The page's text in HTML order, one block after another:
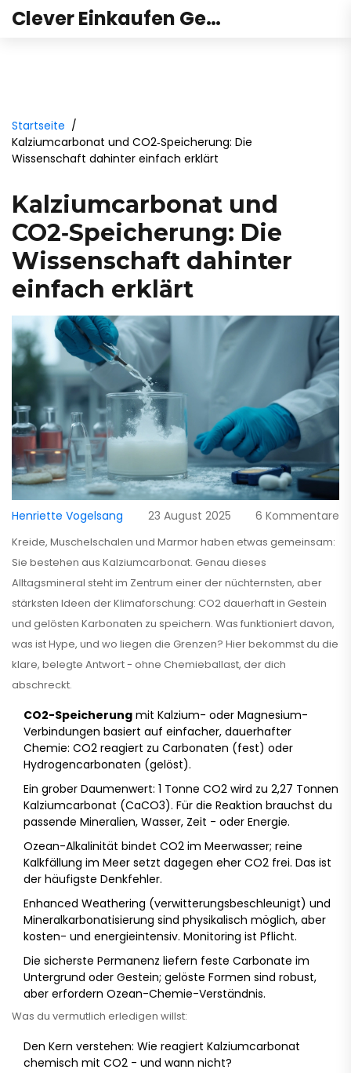
Clever Einkaufen Gesundheit
Startseite
Kalziumcarbonat und CO2‑Speicherung: Die
Wissenschaft dahinter einfach erklärt
Kalziumcarbonat und
CO2‑Speicherung: Die
Wissenschaft dahinter
einfach erklärt
Henriette Vogelsang 23 August 2025 6 Kommentare
Kreide, Muschelschalen und Marmor haben etwas gemeinsam:
Sie bestehen aus Kalziumcarbonat. Genau dieses
Alltagsmineral steht im Zentrum einer der nüchternsten, aber
stärksten Ideen der Klimaforschung: CO2 dauerhaft in Gestein
und gelösten Karbonaten zu speichern. Was funktioniert davon,
was ist Hype, und wo liegen die Grenzen? Hier bekommst du die
klare, belegte Antwort - ohne Chemieballast, der dich
abschreckt.
CO2-Speicherung mit Kalzium- oder Magnesium-
Verbindungen basiert auf einfacher, dauerhafter
Chemie: CO2 reagiert zu Carbonaten (fest) oder
Hydrogencarbonaten (gelöst).
Ein grober Daumenwert: 1 Tonne CO2 wird zu 2,27 Tonnen
Kalziumcarbonat (CaCO3). Für die Reaktion brauchst du
passende Mineralien, Wasser, Zeit - oder Energie.
Ozean-Alkalinität bindet CO2 im Meerwasser; reine
Kalkfällung im Meer setzt dagegen eher CO2 frei. Das ist
der häufigste Denkfehler.
Enhanced Weathering (verwitterungsbeschleunigt) und
Mineralkarbonatisierung sind physikalisch möglich, aber
kosten- und energieintensiv. Monitoring ist Pflicht.
Die sicherste Permanenz liefern feste Carbonate im
Untergrund oder Gestein; gelöste Formen sind robust,
aber erfordern Ozean-Chemie-Verständnis.
Was du vermutlich erledigen willst:
Den Kern verstehen: Wie reagiert Kalziumcarbonat
chemisch mit CO2 - und wann nicht?